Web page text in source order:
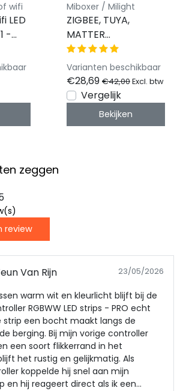
wifi
LED
-
RGBWW/RGBCCT
48v
Miboxer / Milight
ZIGBEE, TUYA,
MATTER
Professionele 30
ampere LED
controller 5 in 1 -
Single Color/Dual
White/RGB/RGBW/
LED strips 12-24-48v
Varianten beschikbaar
€28,69 €42,00Excl. btw
Vergelijk
Bekijken
zeggen
review
Van Rijn 23/05/2026
warm wit en kleurlicht blijft bij de
RGBWW LED strips - PRO echt
strip een bocht maakt langs de
berging. Bij mijn vorige controller
een soort flikkerrand in het
het rustig en gelijkmatig. Als
koppelde hij snel aan mijn
en hij reageert direct als ik een